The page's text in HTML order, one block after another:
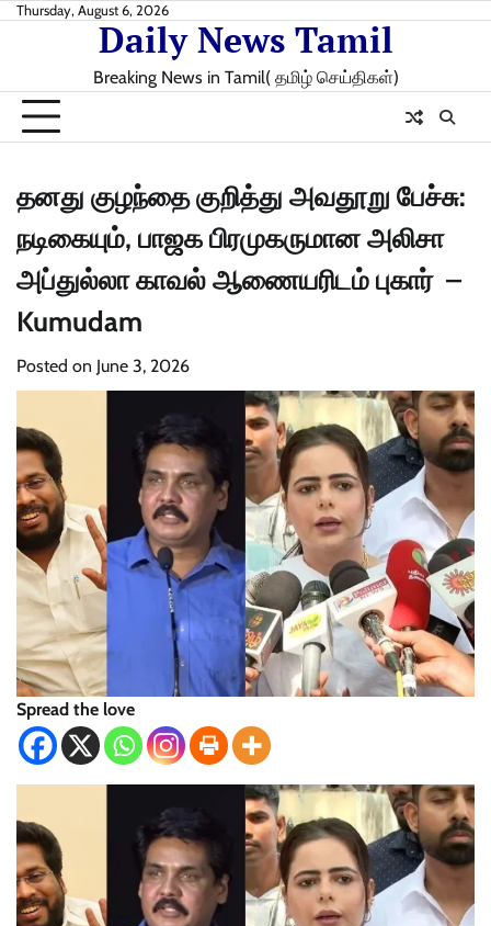
SkipThursday, August 6, 2026
Daily News Tamil
Breaking News in Tamil( தமிழ் செய்திகள்)
தனது குழந்தை குறித்து அவதூறு பேச்சு:
நடிகையும், பாஜக பிரமுகருமான அலிசா
அப்துல்லா காவல் ஆணையரிடம் புகார் –
Kumudam
Posted on June 3, 2026
Spread the love